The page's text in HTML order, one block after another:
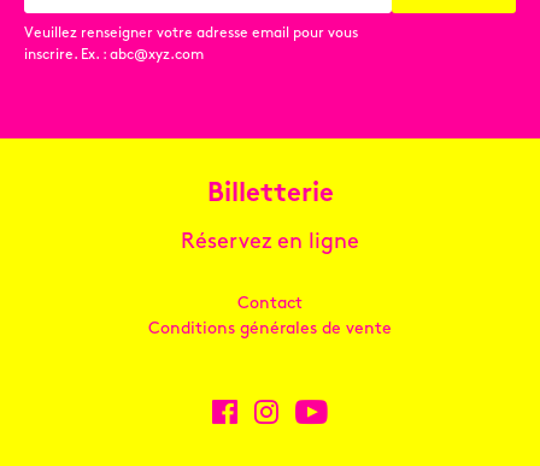
Veuillez renseigner votre adresse email pour vous
inscrire. Ex. : abc@xyz.com
Billetterie
Réservez en ligne
Contact
Conditions générales de vente